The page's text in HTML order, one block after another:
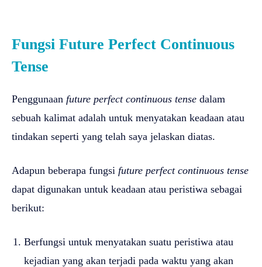
Fungsi Future Perfect Continuous
Tense
Penggunaan future perfect continuous tense dalam
sebuah kalimat adalah untuk menyatakan keadaan atau
tindakan seperti yang telah saya jelaskan diatas.
Adapun beberapa fungsi future perfect continuous tense
dapat digunakan untuk keadaan atau peristiwa sebagai
berikut:
Berfungsi untuk menyatakan suatu peristiwa atau
kejadian yang akan terjadi pada waktu yang akan